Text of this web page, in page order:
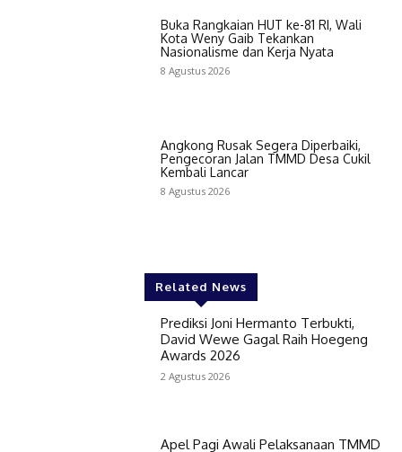
Buka Rangkaian HUT ke-81 RI, Wali
Kota Weny Gaib Tekankan
Nasionalisme dan Kerja Nyata
8 Agustus 2026
Angkong Rusak Segera Diperbaiki,
Pengecoran Jalan TMMD Desa Cukil
Kembali Lancar
8 Agustus 2026
Related News
Prediksi Joni Hermanto Terbukti,
David Wewe Gagal Raih Hoegeng
Awards 2026
2 Agustus 2026
Apel Pagi Awali Pelaksanaan TMMD